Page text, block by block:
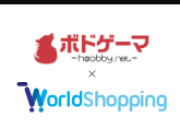
Bloodborne: The Card Game